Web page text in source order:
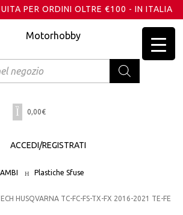
PER ORDINI OLTRE €100 - IN ITALIA
0,00€
ACCEDI/REGISTRATI
Plastiche Sfuse
HUSQVARNA TC-FC-FS-TX-FX 2016-2021 TE-FE